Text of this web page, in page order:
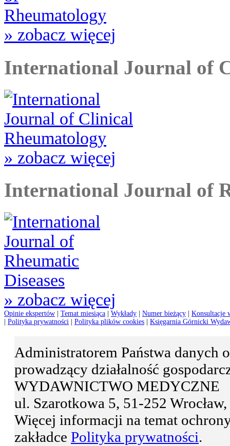
» zobacz więcej
International Journal of
» zobacz więcej
International Journal of
» zobacz więcej
Opinie ekspertów Temat miesiąca Wykłady Numer bieżący
Konsultacje
Polityka prywatności Polityka plików cookies Księgarnia Górnicki
Administratorem Państwa
prowadzący działalność
WYDAWNICTWO MEDYCZNE
ul. Szarotkowa 5, 51-252
Więcej informacji na temat
zakładce Polityka prywatności.